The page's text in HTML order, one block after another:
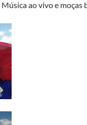
ao vivo e moças